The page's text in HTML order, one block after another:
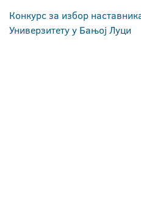
Конкурс за избор
Универзитету у Бањој Луци